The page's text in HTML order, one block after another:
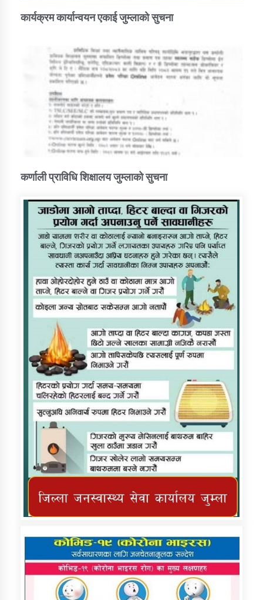
कार्यक्रम कार्यान्वयन एकाई जुम्लाको सुचना
कर्णाली प्राविधि शिक्षालय जुम्लाको सुचना